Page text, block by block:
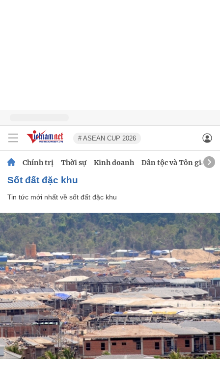
# ASEAN CUP 2026
Chính trị Thời sự Kinh doanh Dân tộc và Tôn giáo
sốt đất đặc khu
Tin tức mới nhất về sốt đất đặc khu